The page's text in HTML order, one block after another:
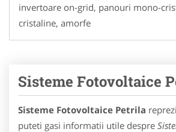
invertoare on-grid, panouri mono-
cristaline, amorfe
Sisteme Fotovoltaice
Sisteme Fotovoltaice Petrila
puteti gasi informatii utile despre